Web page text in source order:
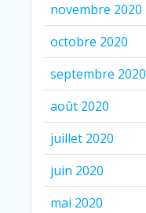
novembre 2020
octobre 2020
septembre 2020
août 2020
juillet 2020
juin 2020
mai 2020